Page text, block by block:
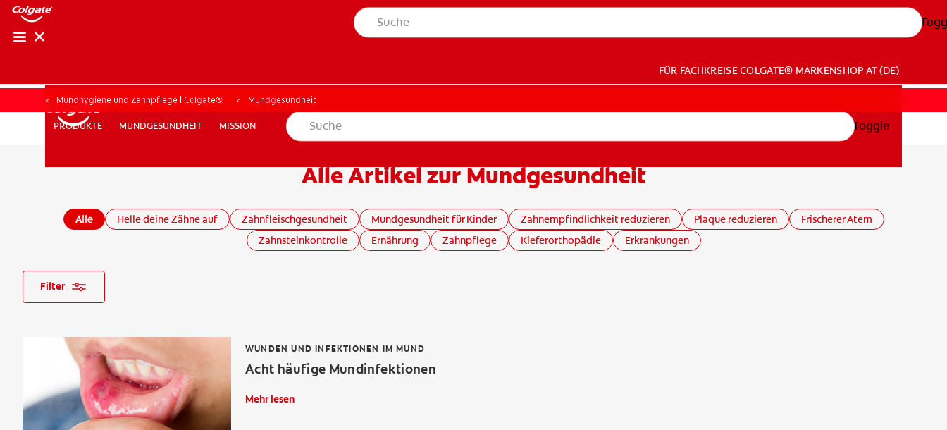
PRODUKTE MUNDGESUNDHEIT MISSION
FÜR FACHKREISE COLGATE® MARKENSHOP AT (DE)
FÜR FACHKREISECOLGATE® MARKENSHOP AT (DE)
PRODUKTE MUNDGESUNDHEIT MISSION Toggle
Mundhygiene und Zahnpflege | Colgate® Mundgesundheit
Alle Artikel zur Mundgesundheit
Alle Helle deine Zähne auf Zahnfleischgesundheit Mundgesundheit für Kinder Zahnempfindlichkeit reduzieren Plaque reduzieren
Frischerer Atem
Zahnsteinkontrolle
Ernährung Zahnpflege Kieferorthopädie Erkrankungen
Filter
WUNDEN UND INFEKTIONEN IM MUND
Acht häufige Mundinfektionen
Mehr lesen